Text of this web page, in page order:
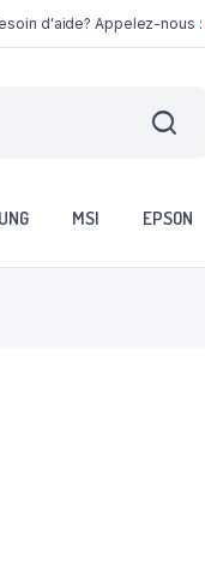
d'aide? Appelez-nous :
MSI EPSON